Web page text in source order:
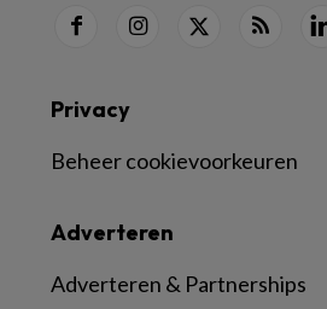
Adverteren
Adverteren & Partnerships
Privacy
Beheer cookievoorkeuren